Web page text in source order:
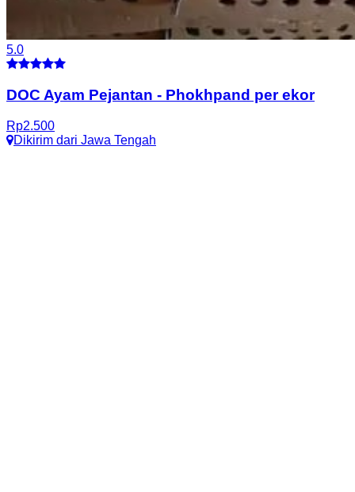
5.0
DOC Ayam Pejantan - Phokhpand per ekor
Rp2.500
Dikirim dari Jawa Tengah